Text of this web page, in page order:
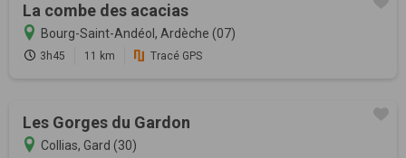
La combe des acacias
Bourg-Saint-Andéol, Ardèche (07)
3h45 11 km Tracé GPS
Les Gorges du Gardon
Collias, Gard (30)